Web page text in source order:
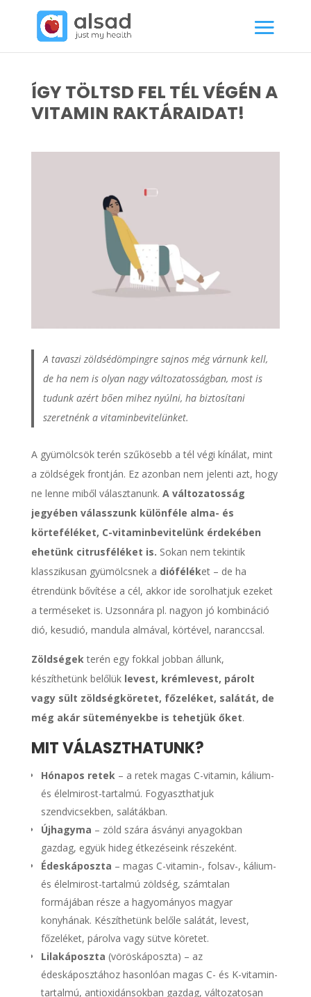
ÍGY TÖLTSD FEL TÉL VÉGÉN A
VITAMIN RAKTÁRAIDAT!
A tavaszi zöldsédömpingre sajnos még várnunk kell,
de ha nem is olyan nagy változatosságban, most is
tudunk azért bően mihez nyúlni, ha biztosítani
szeretnénk a vitaminbevitelünket.
A gyümölcsök terén szűkösebb a tél végi kínálat, mint
a zöldségek frontján. Ez azonban nem jelenti azt, hogy
ne lenne miből választanunk. A változatosság
jegyében válasszunk különféle alma- és
körteféléket, C-vitaminbevitelünk érdekében
ehetünk citrusféléket is. Sokan nem tekintik
klasszikusan gyümölcsnek a dióféléket – de ha
étrendünk bővítése a cél, akkor ide sorolhatjuk ezeket
a terméseket is. Uzsonnára pl. nagyon jó kombináció
dió, kesudió, mandula almával, körtével, naranccsal.
Zöldségek terén egy fokkal jobban állunk,
készíthetünk belőlük levest, krémlevest, párolt
vagy sült zöldségköretet, főzeléket, salátát, de
még akár süteményekbe is tehetjük őket.
MIT VÁLASZTHATUNK?
Hónapos retek – a retek magas C-vitamin, kálium-
és élelmirost-tartalmú. Fogyaszthatjuk
szendvicsekben, salátákban.
Újhagyma – zöld szára ásványi anyagokban
gazdag, együk hideg étkezéseink részeként.
Édeskáposzta – magas C-vitamin-, folsav-, kálium-
és élelmirost-tartalmú zöldség, számtalan
formájában része a hagyományos magyar
konyhának. Készíthetünk belőle salátát, levest,
főzeléket, párolva vagy sütve köretet.
Lilakáposzta (vöröskáposzta) – az
édeskáposztához hasonlóan magas C- és K-vitamin-
tartalmú, antioxidánsokban gazdag, változatosan